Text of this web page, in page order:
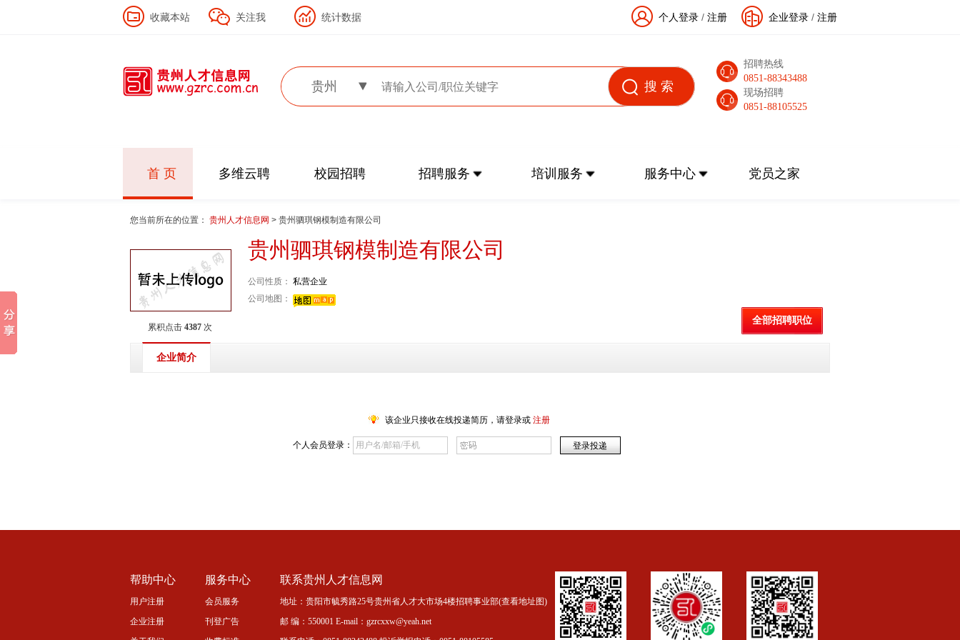
收藏本站 关注我 统计数据 企业登录 / 注册
个人登录 / 注册
贵州
招聘热线
0851-88343488
现场招聘
0851-88105525
首 页 多维云聘 校园招聘 招聘服务 培训服务 服务中心 党员之家
您当前所在的位置： 贵州人才信息网 > 贵州驷琪钢模制造有限公司
累积点击 4387 次
贵州驷琪钢模制造有限公司
公司性质： 私营企业
公司地图：
全部招聘职位
企业简介
该企业只接收在线投递简历，请登录或 注册
个人会员登录：
帮助中心
用户注册
企业注册
服务中心
会员服务
刊登广告
联系贵州人才信息网
地址：贵阳市毓秀路25号贵州省人才大市场4楼招聘事业部(查看地址图)
邮 编：550001 E-mail：gzrcxxw@yeah.net